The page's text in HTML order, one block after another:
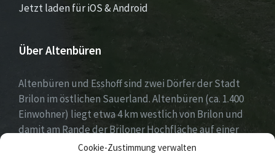
Cookie-Zustimmung verwalten
Jetzt laden für iOS & Android
Über Altenbüren
Altenbüren und Esshoff sind zwei Dörfer der Stadt
Brilon im östlichen Sauerland. Altenbüren (ca. 1.400
Einwohner) liegt etwa 4 km westlich von Brilon und
damit am Rande der Briloner Hochfläche auf einer
Höhe von etwa 464 m ü. NN. Esshoff (ca. 80 Einwohner)